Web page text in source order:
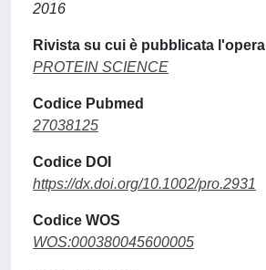
2016
Rivista su cui è pubblicata l'opera
PROTEIN SCIENCE
Codice Pubmed
27038125
Codice DOI
https://dx.doi.org/10.1002/pro.2931
Codice WOS
WOS:000380045600005